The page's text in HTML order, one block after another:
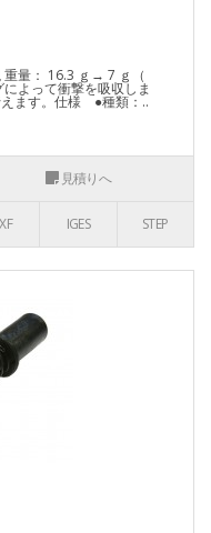
量： 16.3 ｇ→ 7 ｇ（
って衝撃を吸収しま
ます。仕様 ●種類：..
見積りへ
IGES STEP